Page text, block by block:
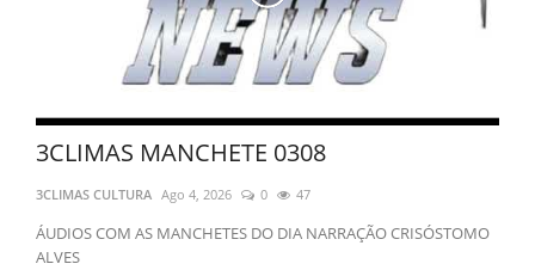
3CLIMAS MANCHETE 0308
3CLIMAS CULTURA Ago 4, 2026 0 47
ÁUDIOS COM AS MANCHETES DO DIA NARRAÇÃO CRISÓSTOMO
ALVES